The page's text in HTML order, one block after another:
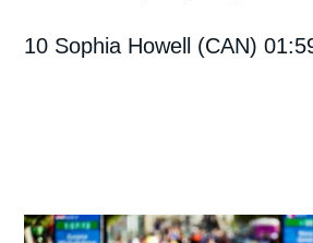
10 Sophia Howell (CAN)